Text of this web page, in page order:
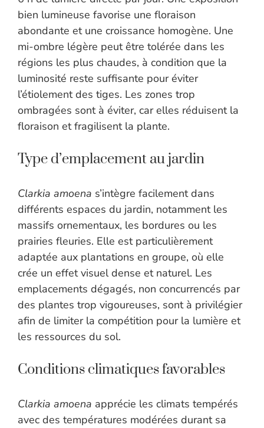
bien lumineuse favorise une floraison
abondante et une croissance homogène. Une
mi-ombre légère peut être tolérée dans les
régions les plus chaudes, à condition que la
luminosité reste suffisante pour éviter
l’étiolement des tiges. Les zones trop
ombragées sont à éviter, car elles réduisent la
floraison et fragilisent la plante.
Type d’emplacement au jardin
Clarkia amoena s’intègre facilement dans
différents espaces du jardin, notamment les
massifs ornementaux, les bordures ou les
prairies fleuries. Elle est particulièrement
adaptée aux plantations en groupe, où elle
crée un effet visuel dense et naturel. Les
emplacements dégagés, non concurrencés par
des plantes trop vigoureuses, sont à privilégier
afin de limiter la compétition pour la lumière et
les ressources du sol.
Conditions climatiques favorables
Clarkia amoena apprécie les climats tempérés
avec des températures modérées durant sa